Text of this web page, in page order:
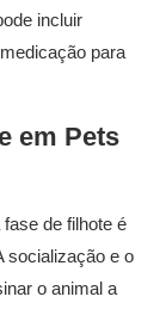
incluir
para
em Pets
de filhote é
socialização e o
o animal a